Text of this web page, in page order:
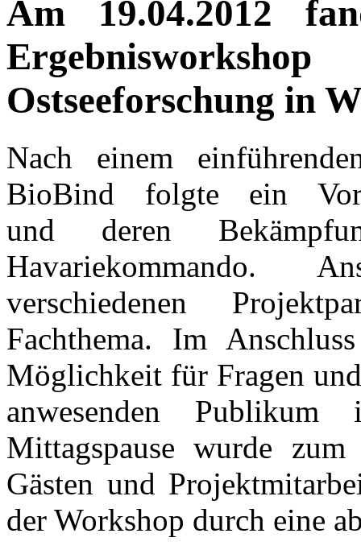
Am 19.04.2012
Ostseeforschung in
Nach einem
BioBind folgte ein
und deren
Havariekommando.
verschiedenen
Fachthema. Im
Möglichkeit für Fragen
anwesenden
Mittagspause wurde
Gästen und
der Workshop durch eine